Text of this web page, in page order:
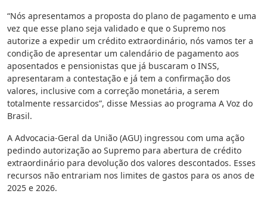
“Nós apresentamos a proposta do plano de pagamento e uma
vez que esse plano seja validado e que o Supremo nos
autorize a expedir um crédito extraordinário, nós vamos ter a
condição de apresentar um calendário de pagamento aos
aposentados e pensionistas que já buscaram o INSS,
apresentaram a contestação e já tem a confirmação dos
valores, inclusive com a correção monetária, a serem
totalmente ressarcidos”, disse Messias ao programa A Voz do
Brasil.
A Advocacia-Geral da União (AGU) ingressou com uma ação
pedindo autorização ao Supremo para abertura de crédito
extraordinário para devolução dos valores descontados. Esses
recursos não entrariam nos limites de gastos para os anos de
2025 e 2026.